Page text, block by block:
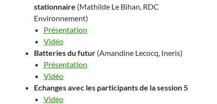
stationnaire (Mathilde Le Bihan, RDC
Environnement)
Présentation
Vidéo
Batteries du futur (Amandine Lecocq, Ineris)
Présentation
Vidéo
Echanges avec les participants de la session 5
Vidéo